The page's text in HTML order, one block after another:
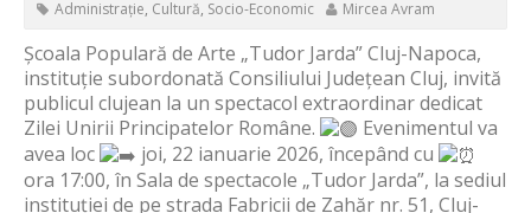
Administrație, Cultură, Socio-Economic Mircea Avram
Școala Populară de Arte „Tudor Jarda” Cluj-Napoca,
instituție subordonată Consiliului Județean Cluj, invită
publicul clujean la un spectacol extraordinar dedicat
Zilei Unirii Principatelor Române.
Evenimentul va
avea loc
joi, 22 ianuarie 2026, începând cu
ora 17:00, în Sala de spectacole „Tudor Jarda”, la sediul
instituției de pe strada Fabricii de Zahăr nr. 51, Cluj-